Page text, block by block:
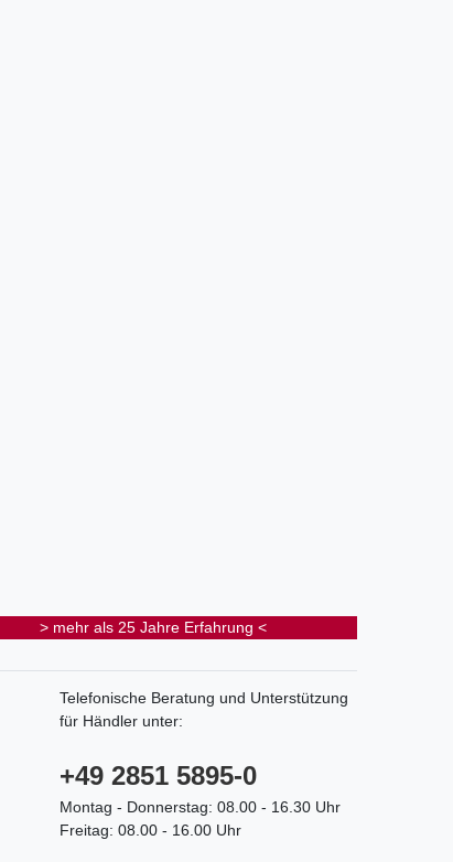
> mehr als 25 Jahre Erfahrung <
Telefonische Beratung und Unterstützung
für Händler unter:
+49 2851 5895-0
Montag - Donnerstag: 08.00 - 16.30 Uhr
Freitag: 08.00 - 16.00 Uhr